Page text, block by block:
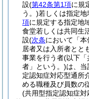
設(第42条第1項に規
う。)若しくは指定
項に規定する指定地
食堂若しくは共同生
設(次条において「
居者又は入所者とと
事業を行う者(以下「
者」という。)は、当
定認知症対応型通所
める職種及び員数の
(共用型指定認知症